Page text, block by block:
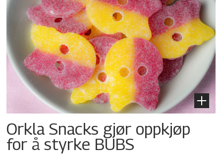
Orkla Snacks gjør oppkjøp
for å styrke BUBS